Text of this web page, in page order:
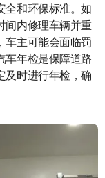
全和环保标准。如
间内修理车辆并重
车主可能会面临罚
车年检是保障道路
及时进行年检，确